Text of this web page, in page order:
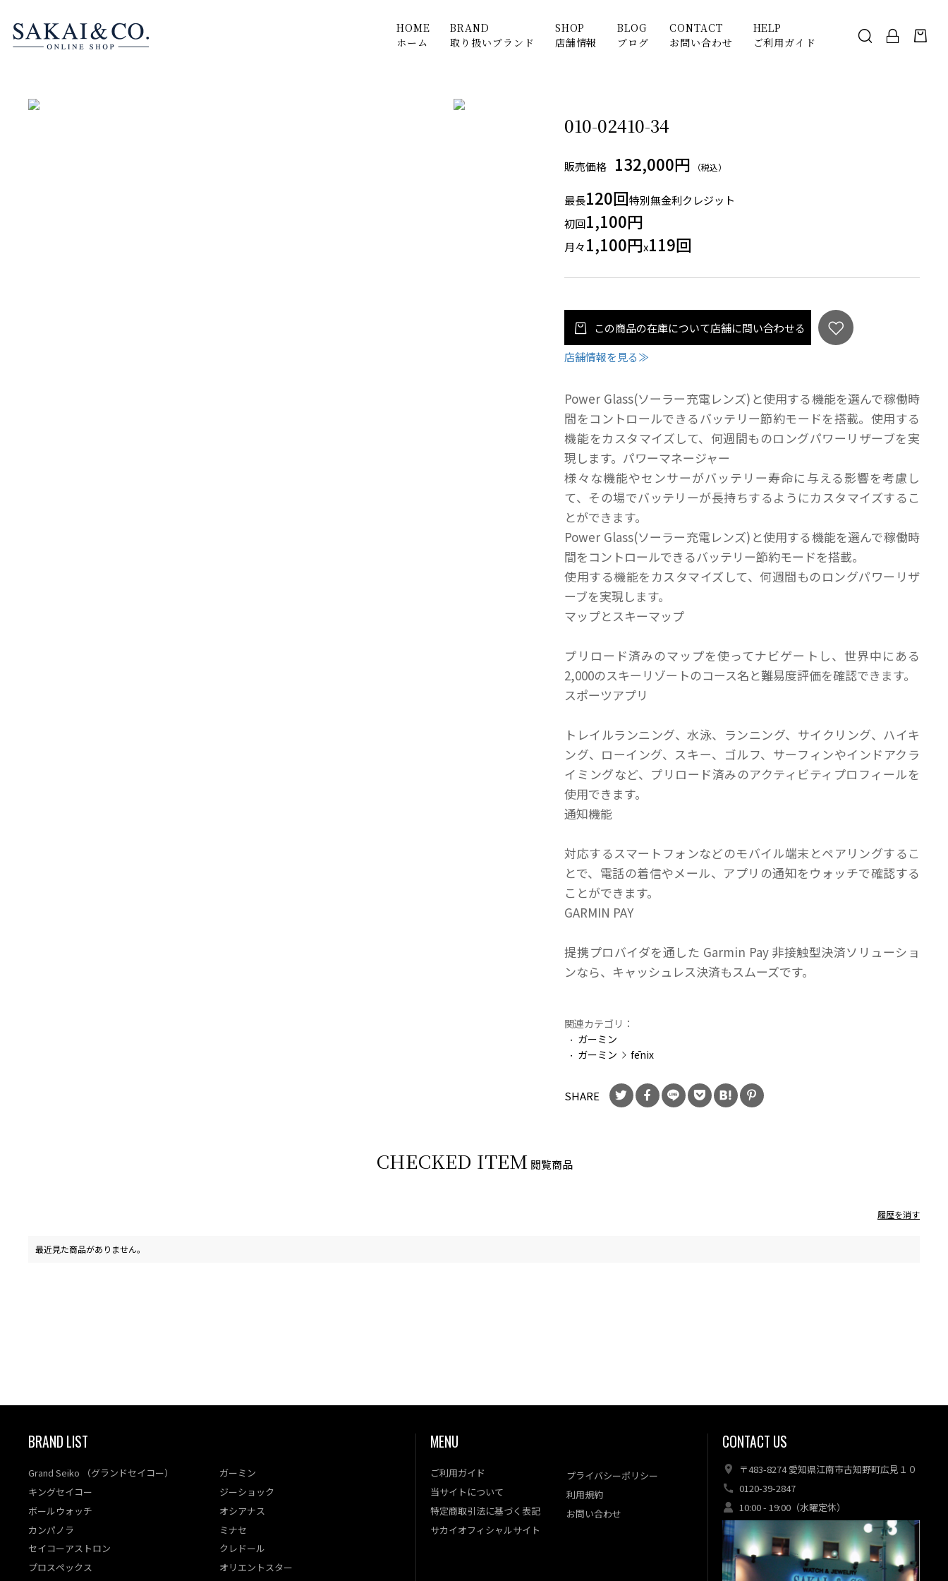
HOME
ホーム
BRAND
取り扱いブランド
SHOP
店舗情報
BLOG
ブログ
CONTACT
お問い合わせ
HELP
ご利用ガイド
010-02410-34
販売価格 132,000円 （税込）
最長120回特別無金利クレジット
初回1,100円
月々1,100円x119回
この商品の在庫について店舗に問い合わせる
店舗情報を見る≫
Power Glass(ソーラー充電レンズ)と使用する機能を選んで稼働時
間をコントロールできるバッテリー節約モードを搭載。使用する
機能をカスタマイズして、何週間ものロングパワーリザーブを実
現します。パワーマネージャー
様々な機能やセンサーがバッテリー寿命に与える影響を考慮し
て、その場でバッテリーが長持ちするようにカスタマイズするこ
とができます。
Power Glass(ソーラー充電レンズ)と使用する機能を選んで稼働時
間をコントロールできるバッテリー節約モードを搭載。
使用する機能をカスタマイズして、何週間ものロングパワーリザ
ーブを実現します。
マップとスキーマップ
プリロード済みのマップを使ってナビゲートし、世界中にある
2,000のスキーリゾートのコース名と難易度評価を確認できます。
スポーツアプリ
トレイルランニング、水泳、ランニング、サイクリング、ハイキ
ング、ローイング、スキー、ゴルフ、サーフィンやインドアクラ
イミングなど、プリロード済みのアクティビティプロフィールを
使用できます。
通知機能
対応するスマートフォンなどのモバイル端末とペアリングするこ
とで、電話の着信やメール、アプリの通知をウォッチで確認する
ことができます。
GARMIN PAY
提携プロバイダを通した Garmin Pay 非接触型決済ソリューショ
ンなら、キャッシュレス決済もスムーズです。
関連カテゴリ：
ガーミン
ガーミン
fēnix
SHARE
CHECKED ITEM 閲覧商品
履歴を消す
最近見た商品がありません。
BRAND LIST
Grand Seiko （グランドセイコー）
キングセイコー
ボールウォッチ
カンパノラ
セイコーアストロン
プロスペックス
ガーミン
ジーショック
オシアナス
ミナセ
クレドール
オリエントスター
MENU
ご利用ガイド
当サイトについて
特定商取引法に基づく表記
サカイオフィシャルサイト
プライバシーポリシー
利用規約
お問い合わせ
CONTACT US
〒483-8274 愛知県江南市古知野町広見１０
0120-39-2847
10:00 - 19:00（水曜定休）